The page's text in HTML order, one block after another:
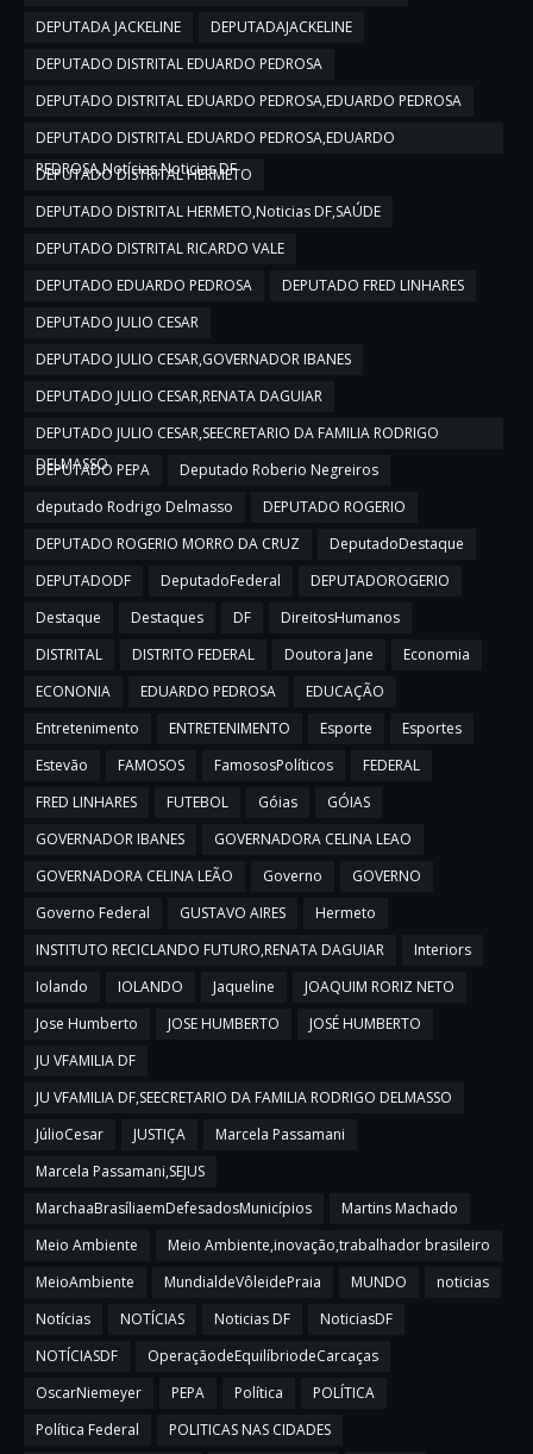
DEPUTADA JACKELINE
DEPUTADAJACKELINE
DEPUTADO DISTRITAL EDUARDO PEDROSA
DEPUTADO DISTRITAL EDUARDO PEDROSA,EDUARDO PEDROSA
DEPUTADO DISTRITAL EDUARDO PEDROSA,EDUARDO
PEDROSA,Notícias,Noticias DF
DEPUTADO DISTRITAL HERMETO
DEPUTADO DISTRITAL HERMETO,Noticias DF,SAÚDE
DEPUTADO DISTRITAL RICARDO VALE
DEPUTADO EDUARDO PEDROSA
DEPUTADO FRED LINHARES
DEPUTADO JULIO CESAR
DEPUTADO JULIO CESAR,GOVERNADOR IBANES
DEPUTADO JULIO CESAR,RENATA DAGUIAR
DEPUTADO JULIO CESAR,SEECRETARIO DA FAMILIA RODRIGO
DELMASSO
DEPUTADO PEPA
Deputado Roberio Negreiros
deputado Rodrigo Delmasso
DEPUTADO ROGERIO
DEPUTADO ROGERIO MORRO DA CRUZ
DeputadoDestaque
DEPUTADODF
DeputadoFederal
DEPUTADOROGERIO
Destaque
Destaques DF
DireitosHumanos
DISTRITAL
DISTRITO FEDERAL Doutora Jane
Economia
ECONONIA
EDUARDO PEDROSA
EDUCAÇÃO
Entretenimento
ENTRETENIMENTO Esporte
Esportes
Estevão
FAMOSOS FamososPolíticos
FEDERAL
FRED LINHARES
FUTEBOL Góias
GÓIAS
GOVERNADOR IBANES
GOVERNADORA CELINA LEAO
GOVERNADORA CELINA LEÃO
Governo
GOVERNO
Governo Federal
GUSTAVO AIRES
Hermeto
INSTITUTO RECICLANDO FUTURO,RENATA DAGUIAR
Interiors
Iolando
IOLANDO Jaqueline
JOAQUIM RORIZ NETO
Jose Humberto
JOSE HUMBERTO
JOSÉ HUMBERTO
JU VFAMILIA DF
JU VFAMILIA DF,SEECRETARIO DA FAMILIA RODRIGO DELMASSO
JúlioCesar
JUSTIÇA
Marcela Passamani
Marcela Passamani,SEJUS
MarchaaBrasíliaemDefesadosMunicípios
Martins Machado
Meio Ambiente
Meio Ambiente,inovação,trabalhador brasileiro
MeioAmbiente
MundialdeVôleidePraia MUNDO
noticias
Notícias
NOTÍCIAS Noticias DF
NoticiasDF
NOTÍCIASDF
OperaçãodeEquilíbriodeCarcaças
OscarNiemeyer
PEPA Política
POLÍTICA
Política Federal
POLITICAS NAS CIDADES